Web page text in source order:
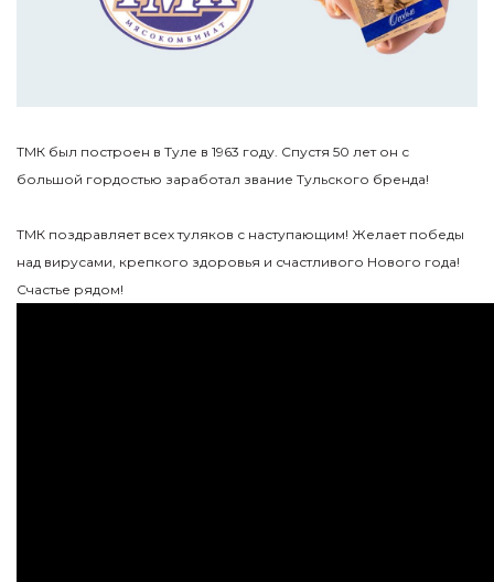
ТМК был построен в Туле в 1963 году. Спустя 50 лет он с
большой гордостью заработал звание Тульского бренда!
ТМК поздравляет всех туляков с наступающим! Желает победы
над вирусами, крепкого здоровья и счастливого Нового года!
Счастье рядом!